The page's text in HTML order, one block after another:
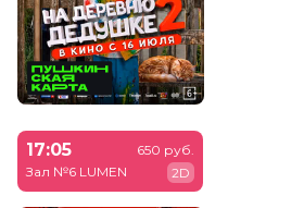
17:05
Зал №6 LUMEN
650 руб.
2D